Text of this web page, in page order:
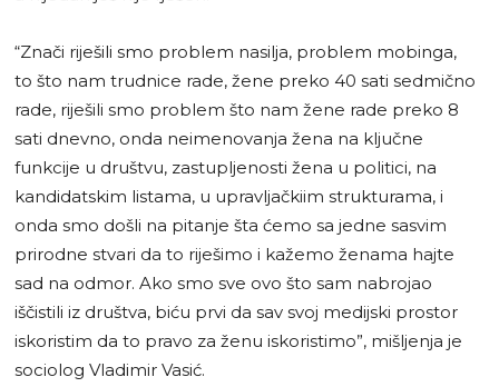
“Znači riješili smo problem nasilja, problem mobinga,
to što nam trudnice rade, žene preko 40 sati sedmično
rade, riješili smo problem što nam žene rade preko 8
sati dnevno, onda neimenovanja žena na ključne
funkcije u društvu, zastupljenosti žena u politici, na
kandidatskim listama, u upravljačkiim strukturama, i
onda smo došli na pitanje šta ćemo sa jedne sasvim
prirodne stvari da to riješimo i kažemo ženama hajte
sad na odmor. Ako smo sve ovo što sam nabrojao
iščistili iz društva, biću prvi da sav svoj medijski prostor
iskoristim da to pravo za ženu iskoristimo”, mišljenja je
sociolog Vladimir Vasić.